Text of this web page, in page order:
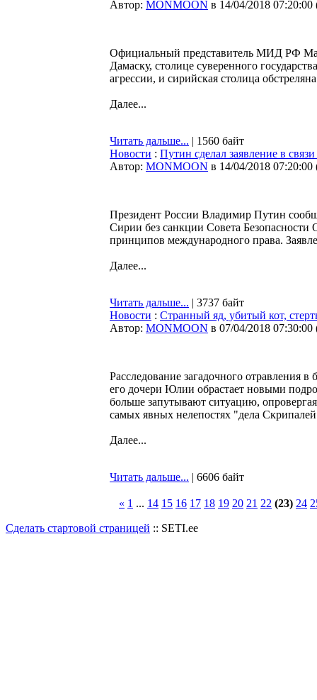
Автор: MONMOON в 14/04/2018 07:20:00
Официальный представитель МИД РФ
Дамаску, столице суверенного
агрессии, и сирийская столица
Далее...
Читать дальше... | 1560 байт
Новости : Путин сделал заявление в
Автор: MONMOON в 14/04/2018 07:20:00
Президент России Владимир Путин
Сирии без санкции Совета
принципов международного права.
Далее...
Читать дальше... | 3737 байт
Новости : Странный яд, убитый кот,
Автор: MONMOON в 07/04/2018 07:30:00
Расследование загадочного отравления
его дочери Юлии обрастает новыми
больше запутывают ситуацию,
самых явных нелепостях "дела
Далее...
Читать дальше... | 6606 байт
« 1 ... 14 15 16 17 18 19 20 21 22 (23) 24
Сделать стартовой страницей :: SETI.ee